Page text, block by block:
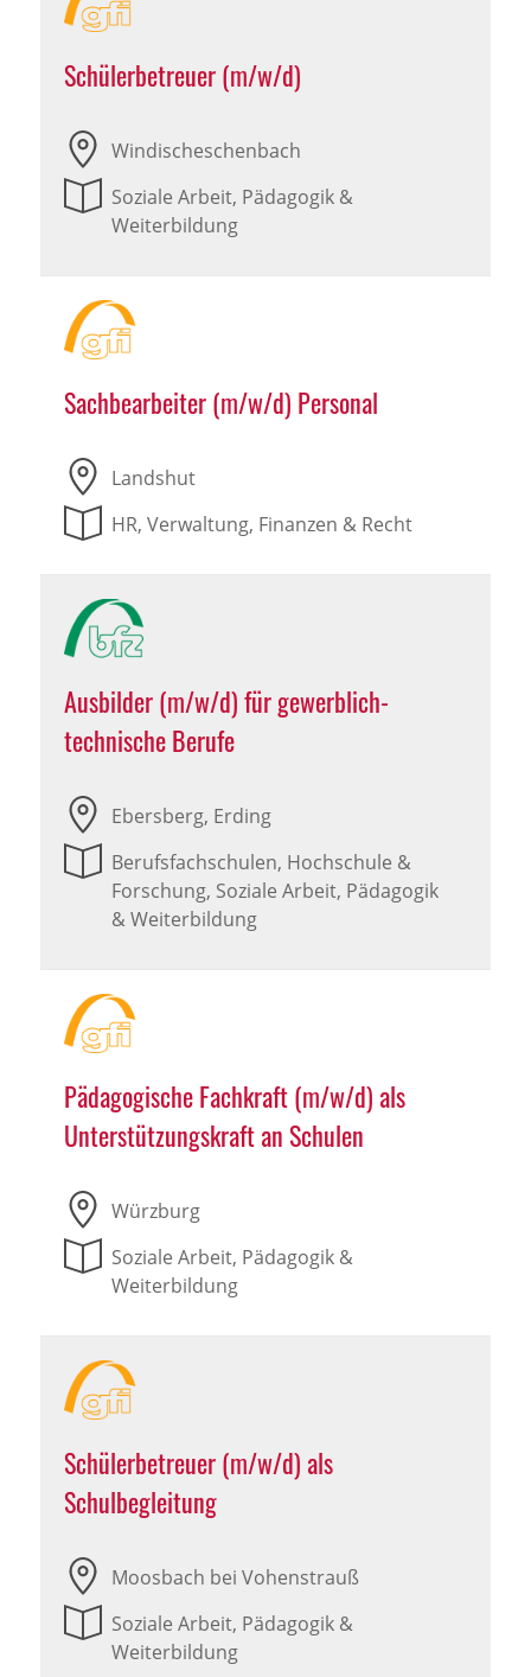
Schülerbetreuer (m/w/d)
Windischeschenbach
Soziale Arbeit, Pädagogik &
Weiterbildung
Sachbearbeiter (m/w/d) Personal
Landshut
HR, Verwaltung, Finanzen & Recht
Ausbilder (m/w/d) für gewerblich-
technische Berufe
Ebersberg, Erding
Berufsfachschulen, Hochschule &
Forschung, Soziale Arbeit, Pädagogik
& Weiterbildung
Pädagogische Fachkraft (m/w/d) als
Unterstützungskraft an Schulen
Würzburg
Soziale Arbeit, Pädagogik &
Weiterbildung
Schülerbetreuer (m/w/d) als
Schulbegleitung
Moosbach bei Vohenstrauß
Soziale Arbeit, Pädagogik &
Weiterbildung